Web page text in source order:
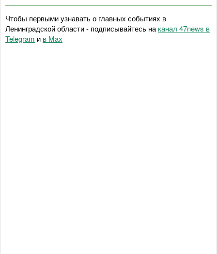
Чтобы первыми узнавать о главных событиях в
Ленинградской области - подписывайтесь на канал 47news в
Telegram и в Maх